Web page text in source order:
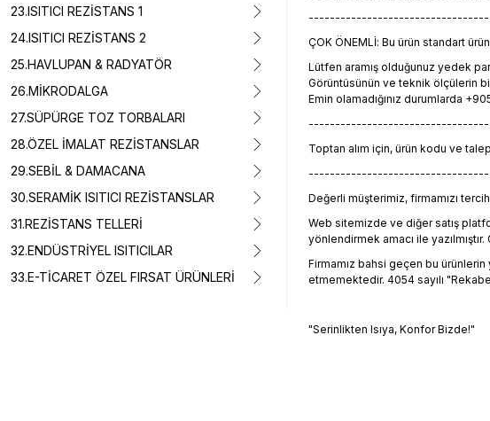
23.ISITICI REZİSTANS 1
24.ISITICI REZİSTANS 2
25.HAVLUPAN & RADYATÖR
26.MİKRODALGA
27.SÜPÜRGE TOZ TORBALARI
28.ÖZEL İMALAT REZİSTANSLAR
29.SEBİL & DAMACANA
30.SERAMİK ISITICI REZİSTANSLAR
31.REZİSTANS TELLERİ
32.ENDÜSTRİYEL ISITICILAR
33.E-TİCARET ÖZEL FIRSAT ÜRÜNLERİ
ÇOK ÖNEMLİ: Bu ürün standart
Lütfen aramış olduğunuz yedek
Görüntüsünün ve teknik ölçülerin
Emin olamadığınız durumlarda
Toptan alım için, ürün kodu ve
Değerli müşterimiz, firmamızı
Web sitemizde ve diğer satış
yönlendirmek amacı ile
Firmamız bahsi geçen bu ürünlerin
etmemektedir. 4054 sayılı
"Serinlikten Isıya, Konfor Bizde!"